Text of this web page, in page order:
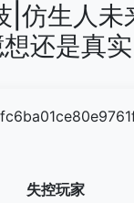
|仿生人未
想还是真实
失控玩家